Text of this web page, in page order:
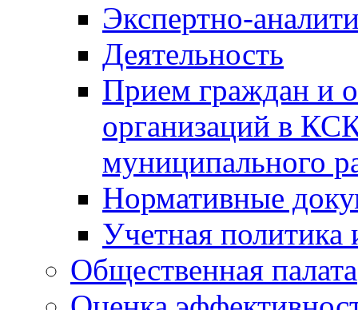
Экспертно-
Деятельность
Прием граждан и
организаций в
муниципального
Нормативные
Учетная политика
Общественная палата